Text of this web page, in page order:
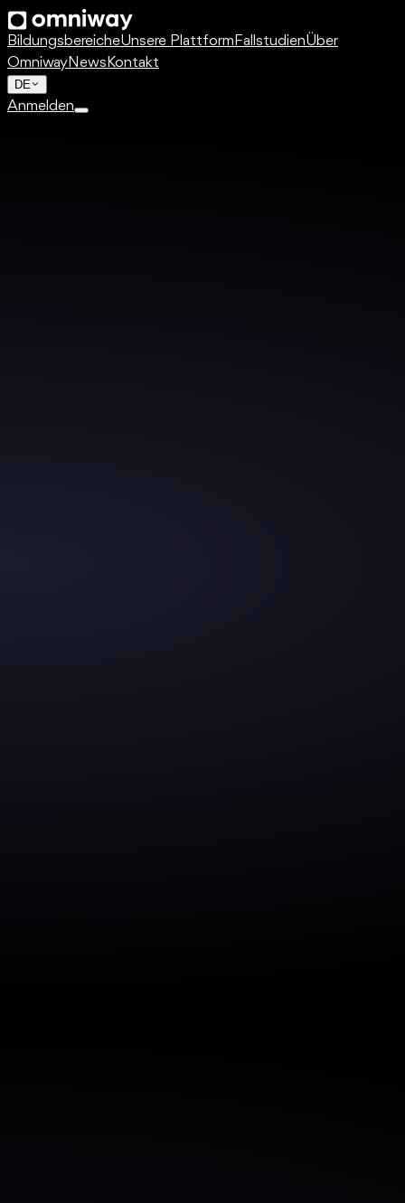
BildungsbereicheUnsere Plattform FallstudienÜber
OmniwayNews Kontakt
DE
Anmelden